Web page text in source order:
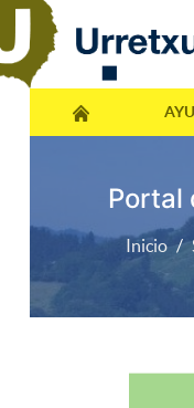
Portal
Inicio